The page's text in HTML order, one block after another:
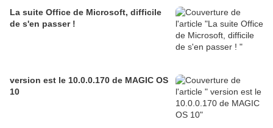
La suite Office de Microsoft, difficile
de s'en passer !
version est le 10.0.0.170 de MAGIC OS
10